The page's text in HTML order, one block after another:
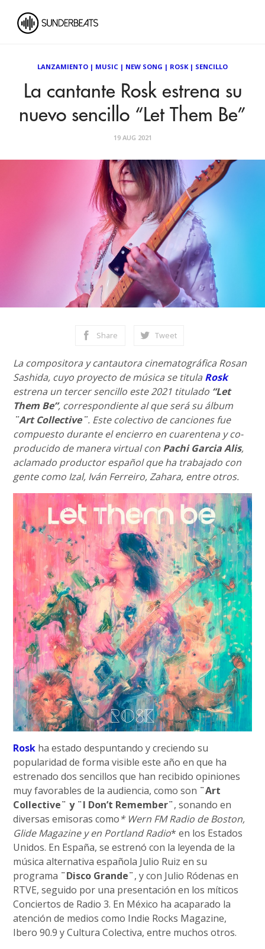
LANZAMIENTO | MUSIC | NEW SONG | ROSK| SENCILLO
La cantante Rosk estrena su
nuevo sencillo “Let Them Be”
19 AUG 2021
Share Tweet
La compositora y cantautora cinematográfica Rosan
Sashida, cuyo proyecto de música se titula Rosk
estrena un tercer sencillo este 2021 titulado “Let
Them Be”, correspondiente al que será su álbum
¨Art Collective¨. Este colectivo de canciones fue
compuesto durante el encierro en cuarentena y co-
producido de manera virtual con Pachi Garcia Alis,
aclamado productor español que ha trabajado con
gente como Izal, Iván Ferreiro, Zahara, entre otros.
Rosk ha estado despuntando y creciendo su
popularidad de forma visible este año en que ha
estrenado dos sencillos que han recibido opiniones
muy favorables de la audiencia, como son ¨Art
Collective¨ y ¨I Don’t Remember¨, sonando en
diversas emisoras como* Wern FM Radio de Boston,
Glide Magazine y en Portland Radio* en los Estados
Unidos. En España, se estrenó con la leyenda de la
música alternativa española Julio Ruiz en su
programa ¨Disco Grande¨, y con Julio Ródenas en
RTVE, seguido por una presentación en los míticos
Conciertos de Radio 3. En México ha acaparado la
atención de medios como Indie Rocks Magazine,
Ibero 90.9 y Cultura Colectiva, entre muchos otros.